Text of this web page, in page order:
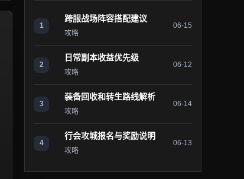
1
跨服战场阵容搭配建议
攻略
06-15
2
日常副本收益优先级
攻略
06-12
3
装备回收和转生路线解析
攻略
06-14
4
行会攻城报名与奖励说明
攻略
06-13